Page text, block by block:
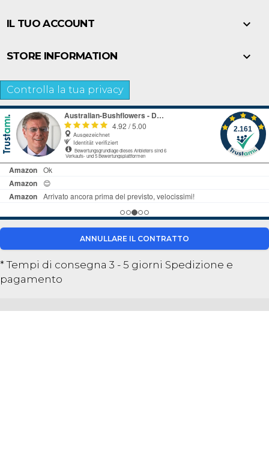
IL TUO ACCOUNT 
STORE INFORMATION 
Controlla la tua privacy
ANNULLARE IL CONTRATTO
* Tempi di consegna 3 - 5 giorni Spedizione e
pagamento